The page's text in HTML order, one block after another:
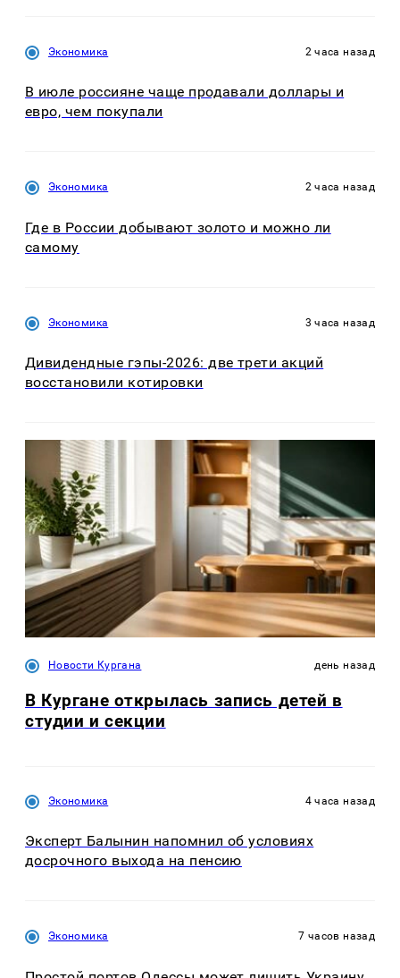
Экономика 2 часа назад
В июле россияне чаще продавали доллары и
евро, чем покупали
Экономика 2 часа назад
Где в России добывают золото и можно ли
самому
Экономика 3 часа назад
Дивидендные гэпы-2026: две трети акций
восстановили котировки
Новости Кургана день назад
В Кургане открылась запись детей в
студии и секции
Экономика 4 часа назад
Эксперт Балынин напомнил об условиях
досрочного выхода на пенсию
Экономика 7 часов назад